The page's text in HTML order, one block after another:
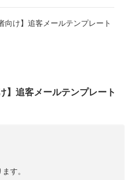
向け】追客メールテンプレート
】追客メールテンプレート
す。